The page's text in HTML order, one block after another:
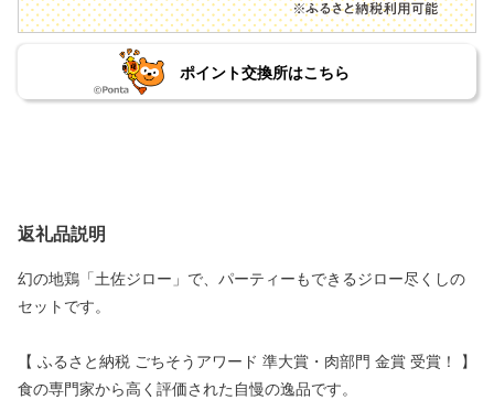
ポイント交換所はこちら
返礼品説明
幻の地鶏「土佐ジロー」で、パーティーもできるジロー尽くしの
セットです。
【 ふるさと納税 ごちそうアワード 準大賞・肉部門 金賞 受賞！ 】
食の専門家から高く評価された自慢の逸品です。